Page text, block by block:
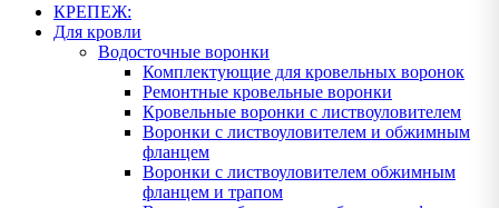
КРЕПЕЖ:
Для кровли
Водосточные воронки
Комплектующие для кровельных воронок
Ремонтные кровельные воронки
Кровельные воронки с листвоуловителем
Воронки с листвоуловителем и обжимным
фланцем
Воронки с листвоуловителем обжимным
фланцем и трапом